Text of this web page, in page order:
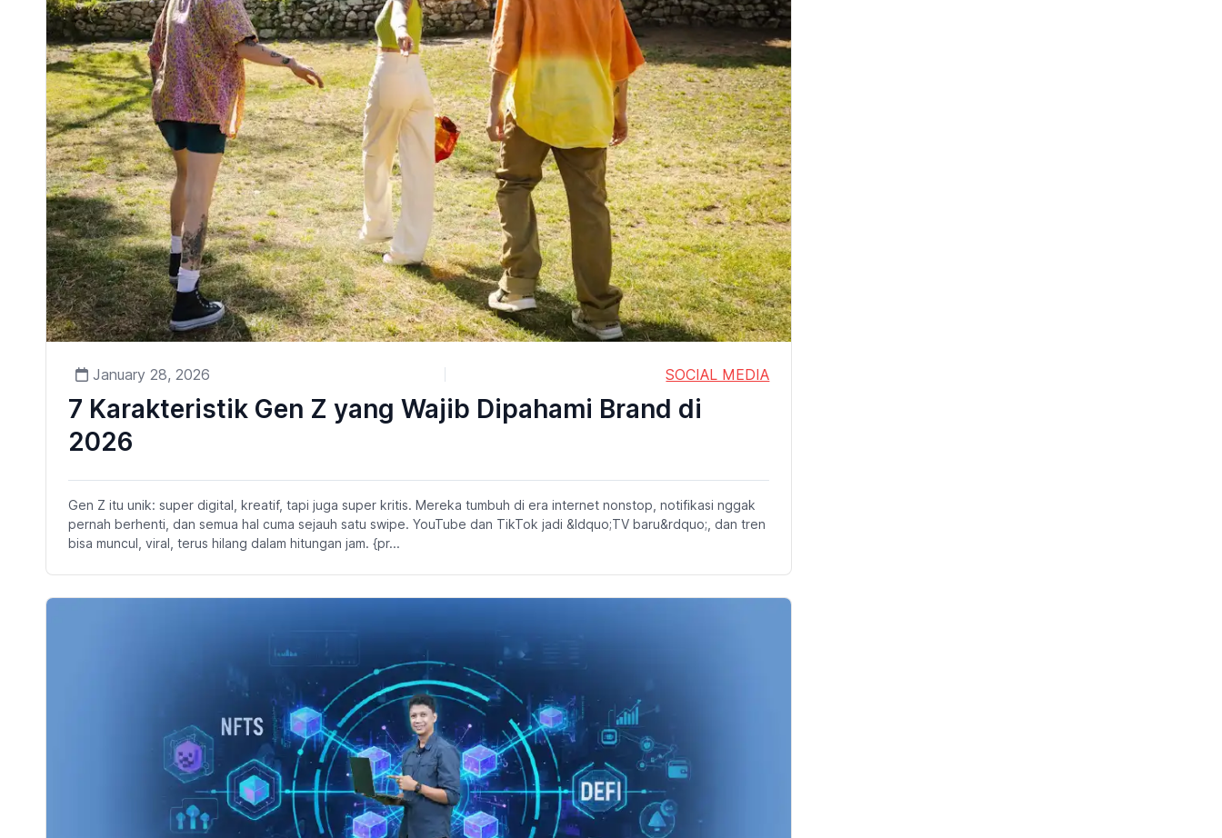
January 28, 2026 SOCIAL MEDIA
7 Karakteristik Gen Z yang Wajib Dipahami Brand di
2026
Gen Z itu unik: super digital, kreatif, tapi juga super kritis. Mereka tumbuh di era internet nonstop, notifikasi nggak
pernah berhenti, dan semua hal cuma sejauh satu swipe. YouTube dan TikTok jadi &ldquo;TV baru&rdquo;, dan tren
bisa muncul, viral, terus hilang dalam hitungan jam. {pr...